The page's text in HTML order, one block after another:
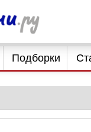
Подборки